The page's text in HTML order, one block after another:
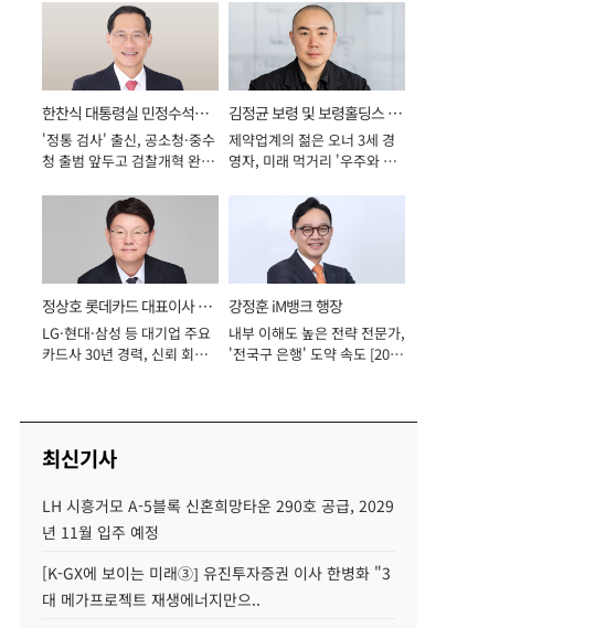
한찬식 대통령실 민정수석비
서관
'정통 검사' 출신, 공소청·중수
청 출범 앞두고 검찰개혁 완수
김정균 보령 및 보령홀딩스 대
표이사 사장
제약업계의 젊은 오너 3세 경
영자, 미래 먹거리 '우주와 헬
정상호 롯데카드 대표이사 사
장
LG·현대·삼성 등 대기업 주요
카드사 30년 경력, 신뢰 회복
강정훈 iM뱅크 행장
내부 이해도 높은 전략 전문가,
'전국구 은행' 도약 속도 [2026
최신기사
LH 시흥거모 A-5블록 신혼희망타운 290호 공급, 2029
년 11월 입주 예정
[K-GX에 보이는 미래③] 유진투자증권 이사 한병화 "3
대 메가프로젝트 재생에너지만으..